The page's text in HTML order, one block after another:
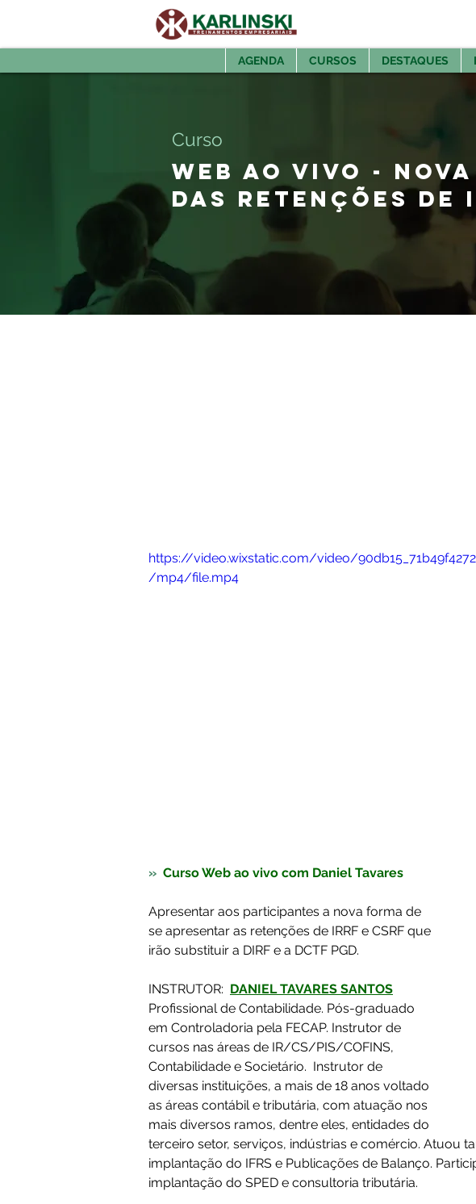
AGENDA CURSOS DESTAQUES
Curso
WEB AO VIVO - NOVA
DAS RETENÇÕES DE
https://video.wixstatic.com/video/
/mp4/file.mp4
» Curso Web ao vivo com Daniel Tavares
Apresentar aos participantes a nova forma de
se apresentar as retenções de IRRF e CSRF que
irão substituir a DIRF e a DCTF PGD.
INSTRUTOR: DANIEL TAVARES SANTOS
Profissional de Contabilidade. Pós-graduado
em Controladoria pela FECAP. Instrutor de
cursos nas áreas de IR/CS/PIS/COFINS,
Contabilidade e Societário.  Instrutor de
diversas instituições, a mais de 18 anos voltado
as áreas contábil e tributária, com atuação nos
mais diversos ramos, dentre eles, entidades do
terceiro setor, serviços, indústrias e comércio. Atuou
implantação do IFRS e Publicações de Balanço.
implantação do SPED e consultoria tributária.